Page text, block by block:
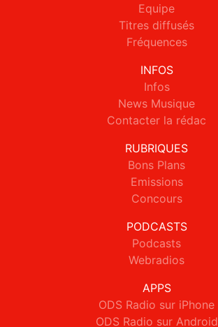
Equipe
Titres diffusés
Fréquences
INFOS
Infos
News Musique
Contacter la rédac
RUBRIQUES
Bons Plans
Emissions
Concours
PODCASTS
Podcasts
Webradios
APPS
ODS Radio sur iPhone
ODS Radio sur Android